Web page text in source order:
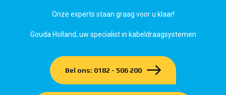
Onze experts staan graag voor u klaar!
Gouda Holland, uw specialist in kabeldraagsystemen
Bel ons: 0182 - 506 200